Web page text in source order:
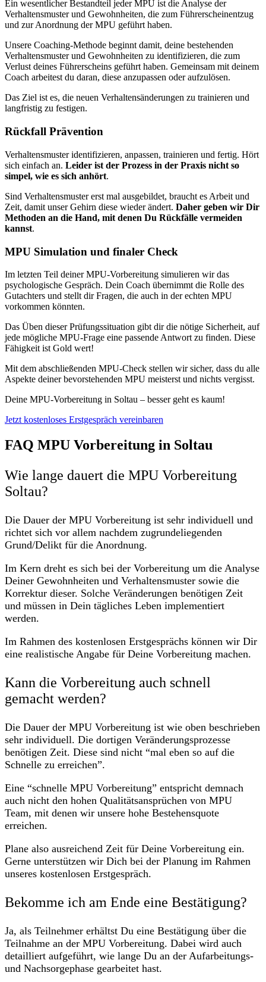
Ein wesentlicher Bestandteil jeder MPU ist die Analyse der
Verhaltensmuster und Gewohnheiten, die zum Führerscheinentzug
und zur Anordnung der MPU geführt haben.
Unsere Coaching-Methode beginnt damit, deine bestehenden
Verhaltensmuster und Gewohnheiten zu identifizieren, die zum
Verlust deines Führerscheins geführt haben. Gemeinsam mit deinem
Coach arbeitest du daran, diese anzupassen oder aufzulösen.
Das Ziel ist es, die neuen Verhaltensänderungen zu trainieren und
langfristig zu festigen.
Rückfall Prävention
Verhaltensmuster identifizieren, anpassen, trainieren und fertig. Hört
sich einfach an. Leider ist der Prozess in der Praxis nicht so
simpel, wie es sich anhört.
Sind Verhaltensmuster erst mal ausgebildet, braucht es Arbeit und
Zeit, damit unser Gehirn diese wieder ändert. Daher geben wir Dir
Methoden an die Hand, mit denen Du Rückfälle vermeiden
kannst.
MPU Simulation und finaler Check
Im letzten Teil deiner MPU-Vorbereitung simulieren wir das
psychologische Gespräch. Dein Coach übernimmt die Rolle des
Gutachters und stellt dir Fragen, die auch in der echten MPU
vorkommen könnten.
Das Üben dieser Prüfungssituation gibt dir die nötige Sicherheit, auf
jede mögliche MPU-Frage eine passende Antwort zu finden. Diese
Fähigkeit ist Gold wert!
Mit dem abschließenden MPU-Check stellen wir sicher, dass du alle
Aspekte deiner bevorstehenden MPU meisterst und nichts vergisst.
Deine MPU-Vorbereitung in Soltau – besser geht es kaum!
Jetzt kostenloses Erstgespräch vereinbaren
FAQ MPU Vorbereitung in Soltau
Wie lange dauert die MPU Vorbereitung
Soltau?
Die Dauer der MPU Vorbereitung ist sehr individuell und
richtet sich vor allem nachdem zugrundeliegenden
Grund/Delikt für die Anordnung.
Im Kern dreht es sich bei der Vorbereitung um die Analyse
Deiner Gewohnheiten und Verhaltensmuster sowie die
Korrektur dieser. Solche Veränderungen benötigen Zeit
und müssen in Dein tägliches Leben implementiert
werden.
Im Rahmen des kostenlosen Erstgesprächs können wir Dir
eine realistische Angabe für Deine Vorbereitung machen.
Kann die Vorbereitung auch schnell
gemacht werden?
Die Dauer der MPU Vorbereitung ist wie oben beschrieben
sehr individuell. Die dortigen Veränderungsprozesse
benötigen Zeit. Diese sind nicht “mal eben so auf die
Schnelle zu erreichen”.
Eine “schnelle MPU Vorbereitung” entspricht demnach
auch nicht den hohen Qualitätsansprüchen von MPU
Team, mit denen wir unsere hohe Bestehensquote
erreichen.
Plane also ausreichend Zeit für Deine Vorbereitung ein.
Gerne unterstützen wir Dich bei der Planung im Rahmen
unseres kostenlosen Erstgespräch.
Bekomme ich am Ende eine Bestätigung?
Ja, als Teilnehmer erhältst Du eine Bestätigung über die
Teilnahme an der MPU Vorbereitung. Dabei wird auch
detailliert aufgeführt, wie lange Du an der Aufarbeitungs-
und Nachsorgephase gearbeitet hast.